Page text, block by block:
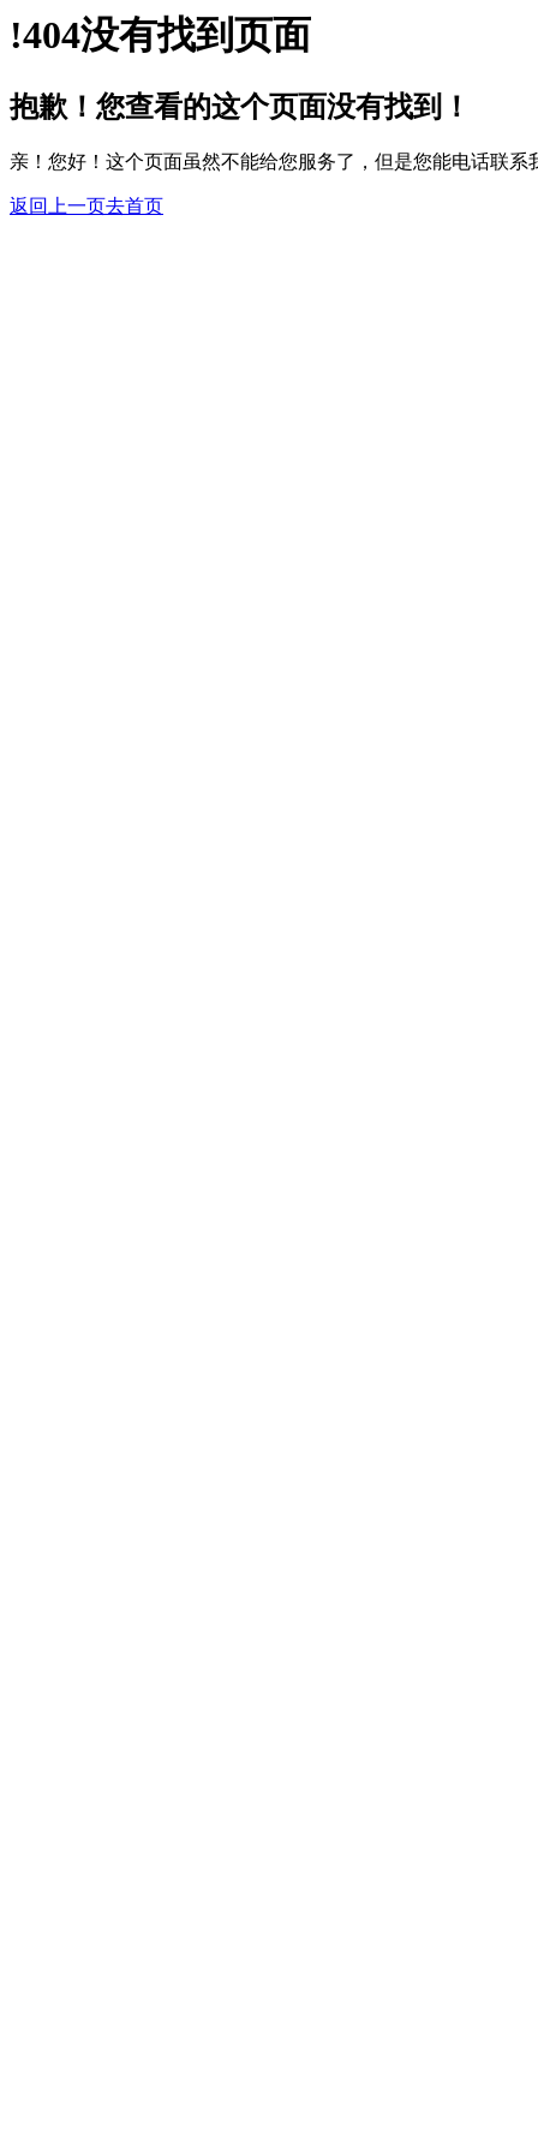
!404没有找到页面
抱歉！您查看的这个页面没有找到！
亲！您好！这个页面虽然不能给您服务了，但是您能电话联系
返回上一页去首页